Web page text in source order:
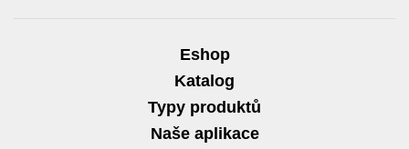
Eshop
Katalog
Typy produktů
Naše aplikace